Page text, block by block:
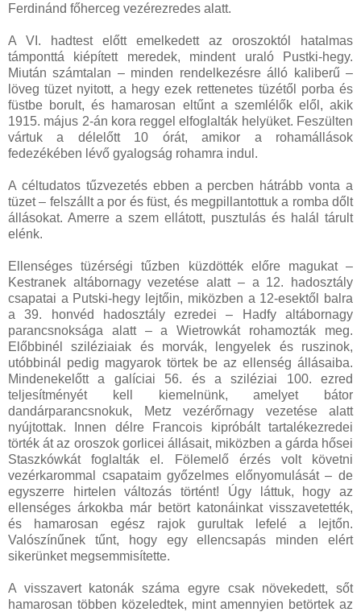
Ferdinánd főherceg vezérezredes alatt.
A VI. hadtest előtt emelkedett az oroszoktól hatalmas
támponttá kiépített meredek, mindent uraló Pustki-hegy.
Miután számtalan – minden rendelkezésre álló kaliberű –
löveg tüzet nyitott, a hegy ezek rettenetes tüzétől porba és
füstbe borult, és hamarosan eltűnt a szemlélők elől, akik
1915. május 2-án kora reggel elfoglalták helyüket. Feszülten
vártuk a délelőtt 10 órát, amikor a rohamállások
fedezékében lévő gyalogság rohamra indul.
A céltudatos tűzvezetés ebben a percben hátrább vonta a
tüzet – felszállt a por és füst, és megpillantottuk a romba dőlt
állásokat. Amerre a szem ellátott, pusztulás és halál tárult
elénk.
Ellenséges tüzérségi tűzben küzdötték előre magukat –
Kestranek altábornagy vezetése alatt – a 12. hadosztály
csapatai a Putski-hegy lejtőin, miközben a 12-esektől balra
a 39. honvéd hadosztály ezredei – Hadfy altábornagy
parancsnoksága alatt – a Wietrowkát rohamozták meg.
Előbbinél sziléziaiak és morvák, lengyelek és ruszinok,
utóbbinál pedig magyarok törtek be az ellenség állásaiba.
Mindenekelőtt a galíciai 56. és a sziléziai 100. ezred
teljesítményét kell kiemelnünk, amelyet bátor
dandárparancsnokuk, Metz vezérőrnagy vezetése alatt
nyújtottak. Innen délre Francois kipróbált tartalékezredei
törték át az oroszok gorlicei állásait, miközben a gárda hősei
Staszkówkát foglalták el. Fölemelő érzés volt követni
vezérkarommal csapataim győzelmes előnyomulását – de
egyszerre hirtelen változás történt! Úgy láttuk, hogy az
ellenséges árkokba már betört katonáinkat visszavetették,
és hamarosan egész rajok gurultak lefelé a lejtőn.
Valószínűnek tűnt, hogy egy ellencsapás minden elért
sikerünket megsemmisítette.
A visszavert katonák száma egyre csak növekedett, sőt
hamarosan többen közeledtek, mint amennyien betörtek az